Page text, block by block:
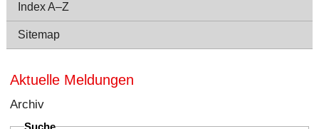
Index A–Z
Sitemap
Aktuelle Meldungen
Archiv
Suche